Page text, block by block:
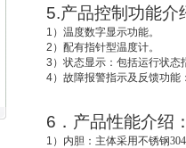
5.产品控制功能介
1 ）温度数字显示功能。
2 ）配有指针型温度计。
3 ）状态显示：包括运行状
4）故障报警指示及反馈功
6 ．产品性能介绍
1 ） 内胆：主体采用不锈钢